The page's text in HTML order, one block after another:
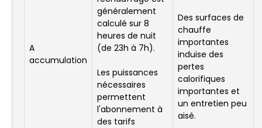
A
accumulation
généralement
calculé sur 8
heures de nuit
(de 23h à 7h).
Les puissances
nécessaires
permettent
l'abonnement à
des tarifs
Des surfaces de
chauffe
importantes
induise des
pertes
calorifiques
importantes et
un entretien peu
aisé.